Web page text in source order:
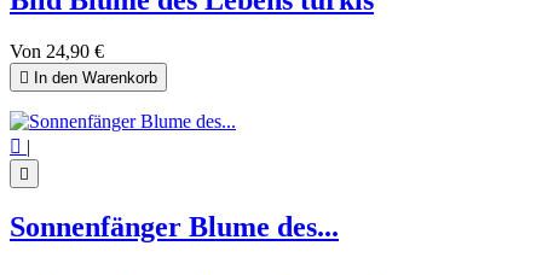
Von 24,90 €
 In den Warenkorb
 |

Sonnenfänger Blume des...